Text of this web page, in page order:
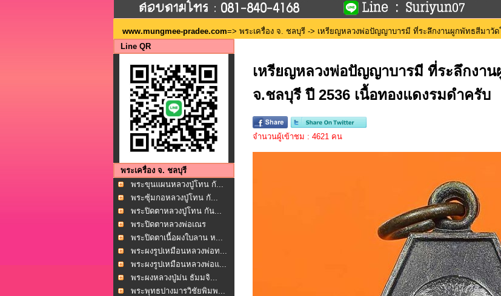
www.mungmee-pradee.com=> พระเครื่อง จ. ชลบุรี -> เหรียญหลวงพ่อปัญญาบารมี ที่ระลึกงานผูกพัทธสีมาวั
Line QR
พระเครื่อง จ. ชลบุรี
พระขุนแผนหลวงปู่โทน กั...
พระซุ้มกอหลวงปู่โทน กั...
พระปิดตาหลวงปู่โทน กัน...
พระปิดตาหลวงพ่อเณร
โพธ...พระปิดตาเนื้อผงใบลาน ห...
พระผงรูปเหมือนหลวงพ่อท...
พระผงรูปเหมือนหลวงพ่อแ...
พระผงหลวงปู่ม่น ธัมมจิ...
พระพุทธปางมารวิชัยพิมพ...
เหรียญหลวงพ่อปัญญาบารมี ที่ระลึกงา
จ.ชลบุรี ปี 2536 เนื้อทองแดงรมดำครับ
จำนวนผู้เข้าชม : 4621 คน